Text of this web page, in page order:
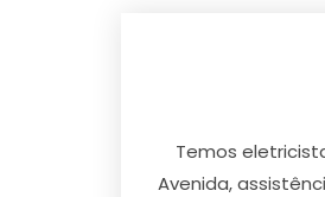
Temos
Avenida,